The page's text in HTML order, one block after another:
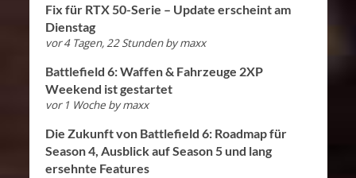
Fix für RTX 50-Serie – Update erscheint am
Dienstag
vor 4 Tagen, 22 Stunden bymaxx
Battlefield 6: Waffen & Fahrzeuge 2XP
Weekend ist gestartet
vor 1 Woche bymaxx
Die Zukunft von Battlefield 6: Roadmap für
Season 4, Ausblick auf Season 5 und lang
ersehnte Features